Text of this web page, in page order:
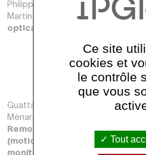
Philippe, Feuilloy Mathieu, Bernard
Martin, Chery Jean. Electronics-
optically interrogated over 50
Guattari Frédéric, Bercy Anthony,
Ménard Philipe, Feron Romain,
Remote optical sensing of
(motion, strain, pressure,…)
monitoring of difficult
Ce site
cookies et
le contrôle
que vous
Tout